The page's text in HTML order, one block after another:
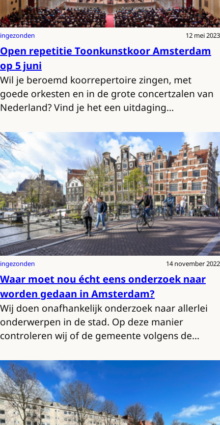
ingezonden 12 mei 2023
Open repetitie Toonkunstkoor Amsterdam
op 5 juni
Wil je beroemd koorrepertoire zingen, met
goede orkesten en in de grote concertzalen van
Nederland? Vind je het een uitdaging…
ingezonden 14 november 2022
Waar moet nou écht eens onderzoek naar
worden gedaan in Amsterdam?
Wij doen onafhankelijk onderzoek naar allerlei
onderwerpen in de stad. Op deze manier
controleren wij of de gemeente volgens de…